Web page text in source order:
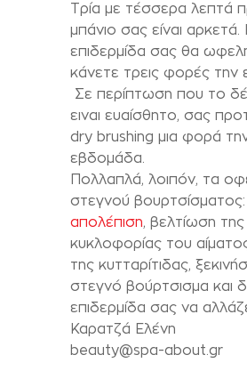
Τρία με τέσσερα λεπτά
μπάνιο σας είναι αρκετά.
επιδερμίδα σας θα
κάνετε τρεις φορές την
Σε περίπτωση που το
ειναι ευαίσθητο, σας
dry brushing μια φορά
εβδομάδα.
Πολλαπλά, λοιπόν, τα
στεγνού
απολέπιση, βελτίωση της
κυκλοφορίας του
της κυτταρίτιδας,
στεγνό βούρτσισμα και
επιδερμίδα σας να
Καρατζά Ελένη
beauty@spa-about.gr